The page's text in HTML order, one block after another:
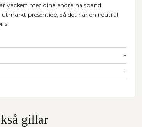
vackert med dina andra halsband.
utmärkt presentidé, då det har en neutral
+
+
gillar